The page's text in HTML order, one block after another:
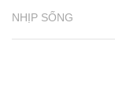
NHỊP SỐNG